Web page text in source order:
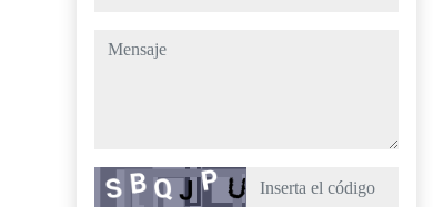
mensaje
Captcha